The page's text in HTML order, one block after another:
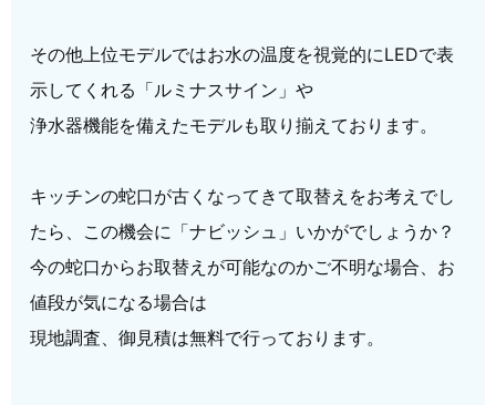
その他上位モデルではお水の温度を視覚的にLEDで表
示してくれる「ルミナスサイン」や
浄水器機能を備えたモデルも取り揃えております。
キッチンの蛇口が古くなってきて取替えをお考えでし
たら、この機会に「ナビッシュ」いかがでしょうか？
今の蛇口からお取替えが可能なのかご不明な場合、お
値段が気になる場合は
現地調査、御見積は無料で行っております。